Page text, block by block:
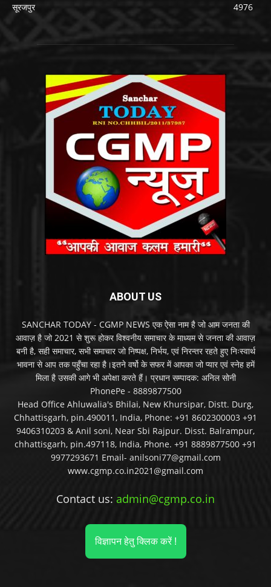
सूरजपुर
4976
ABOUT US
SANCHAR TODAY - CGMP NEWS एक ऐसा नाम है जो आम जनता की
आवाज़ है जो 2021 से शुरू होकर विश्वनीय समाचार के माध्यम से जनता की आवाज़
बनी है, सही समाचार, सभी समाचार जो निष्पक्ष, निर्भय, एवं निरन्तर रहते हुए निःस्वार्थ
भावना से आप तक पहुँचा रहा है।इतने वर्षो के सफर में आपका जो प्यार एवं स्नेह हमें
मिला है उसकी आगे भी अपेक्षा करते हैं। प्रधान सम्पादक: अनिल सोनी
PhonePe - 8889877500
Head Office Ahluwalia's Bhilai, New Khursipar, Distt. Durg,
Chhattisgarh, pin.490011, India, Phone: +91 8602300003 +91
9406310203 & Anil soni, Near Sbi Rajpur. Disst. Balrampur,
chhattisgarh, pin.497118, India, Phone. +91 8889877500 +91
9977293671 Email- anilsoni77@gmail.com
www.cgmp.co.in2021@gmail.com
Contact us: admin@cgmp.co.in
विज्ञापन हेतु क्लिक करें !